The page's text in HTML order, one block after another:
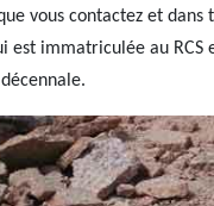
vous contactez et dans
est immatriculée au RCS